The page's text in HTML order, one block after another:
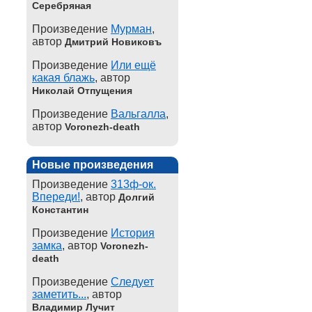
Серебряная
Произведение Мурман,
автор Дмитрий Новиковъ
Произведение Или ещё
какая блажь, автор
Николай Отпущения
Произведение Вальгалла,
автор Voronezh-death
Новые произведения
Произведение 313ф-ок.
Впереди!, автор Долгий
Константин
Произведение История
замка, автор Voronezh-
death
Произведение Следует
заметить..., автор
Владимир Лучит